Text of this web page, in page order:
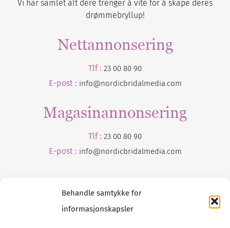
Behandle samtykke for
informasjonskapsler
Vi har samlet alt dere trenger å vite for å skape deres
drømmebryllup!
Nettannonsering
Tlf : 23 00 80 90
E-post : info@nordicbridalmedia.com
Magasinannonsering
Tlf : 23 00 80 90
E-post : info@nordicbridalmedia.com